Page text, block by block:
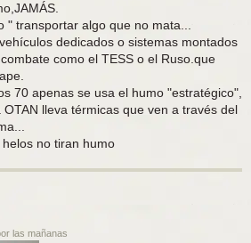
" transportar algo que no mata...
dedicados o sistemas montados
como el TESS o el Ruso.que
70 apenas se usa el humo "estratégico",
lleva térmicas que ven a través del
no tiran humo
las mañanas